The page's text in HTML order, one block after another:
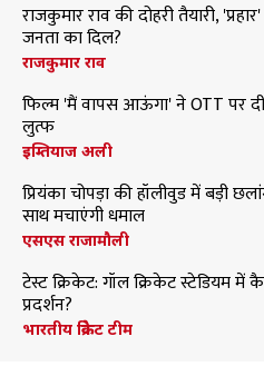
राजकुमार राव की दोहरी तैयारी,
जनता का दिल?
राजकुमार राव
फिल्म 'मैं वापस आऊंगा' ने OTT पर
लुत्फ
इम्तियाज अली
प्रियंका चोपड़ा की हॉलीवुड में बड़ी
साथ मचाएंगी धमाल
एसएस राजामौली
टेस्ट क्रिकेट: गॉल क्रिकेट स्टेडियम में
प्रदर्शन?
भारतीय क्रिकेट टीम